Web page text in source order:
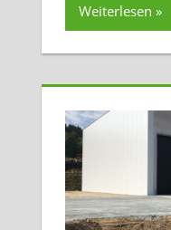
Weiterlesen